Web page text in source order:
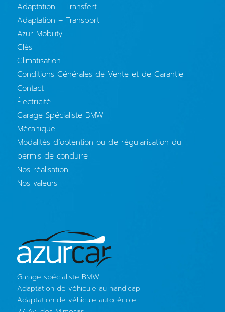
Adaptation – Transfert
Adaptation – Transport
Azur Mobility
Clés
Climatisation
Conditions Générales de Vente et de Garantie
Contact
Électricité
Garage Spécialiste BMW
Mécanique
Modalités d’obtention ou de régularisation du
permis de conduire
Nos réalisation
Nos valeurs
Garage spécialiste BMW
Adaptation de véhicule au handicap
Adaptation de véhicule auto-école